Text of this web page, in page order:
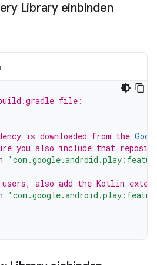
Library einbinden
file:
is downloaded from the
you also include that
also add the Kotlin